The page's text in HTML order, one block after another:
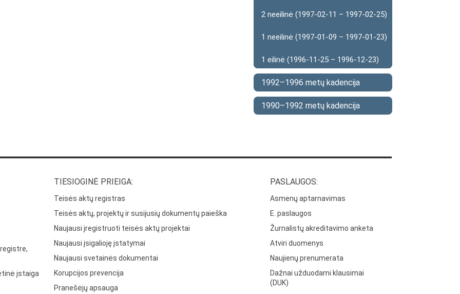
2 neeilinė (1997-02-11 – 1997-02-25)
1 neeilinė (1997-01-09 – 1997-01-23)
1 eilinė (1996-11-25 – 1996-12-23)
1992–1996 metų kadencija
1990–1992 metų kadencija
įstaiga
TIESIOGINĖ PRIEIGA:
Teisės aktų registras
Teisės aktų, projektų ir susijusių dokumentų paieška
Naujausi įregistruoti teisės aktų projektai
Naujausi įsigalioję įstatymai
Naujausi svetainės dokumentai
Korupcijos prevencija
Pranešėjų apsauga
PASLAUGOS:
Asmenų aptarnavimas
E. paslaugos
Žurnalistų akreditavimo anketa
Atviri duomenys
Naujienų prenumerata
Dažnai užduodami klausimai
(DUK)